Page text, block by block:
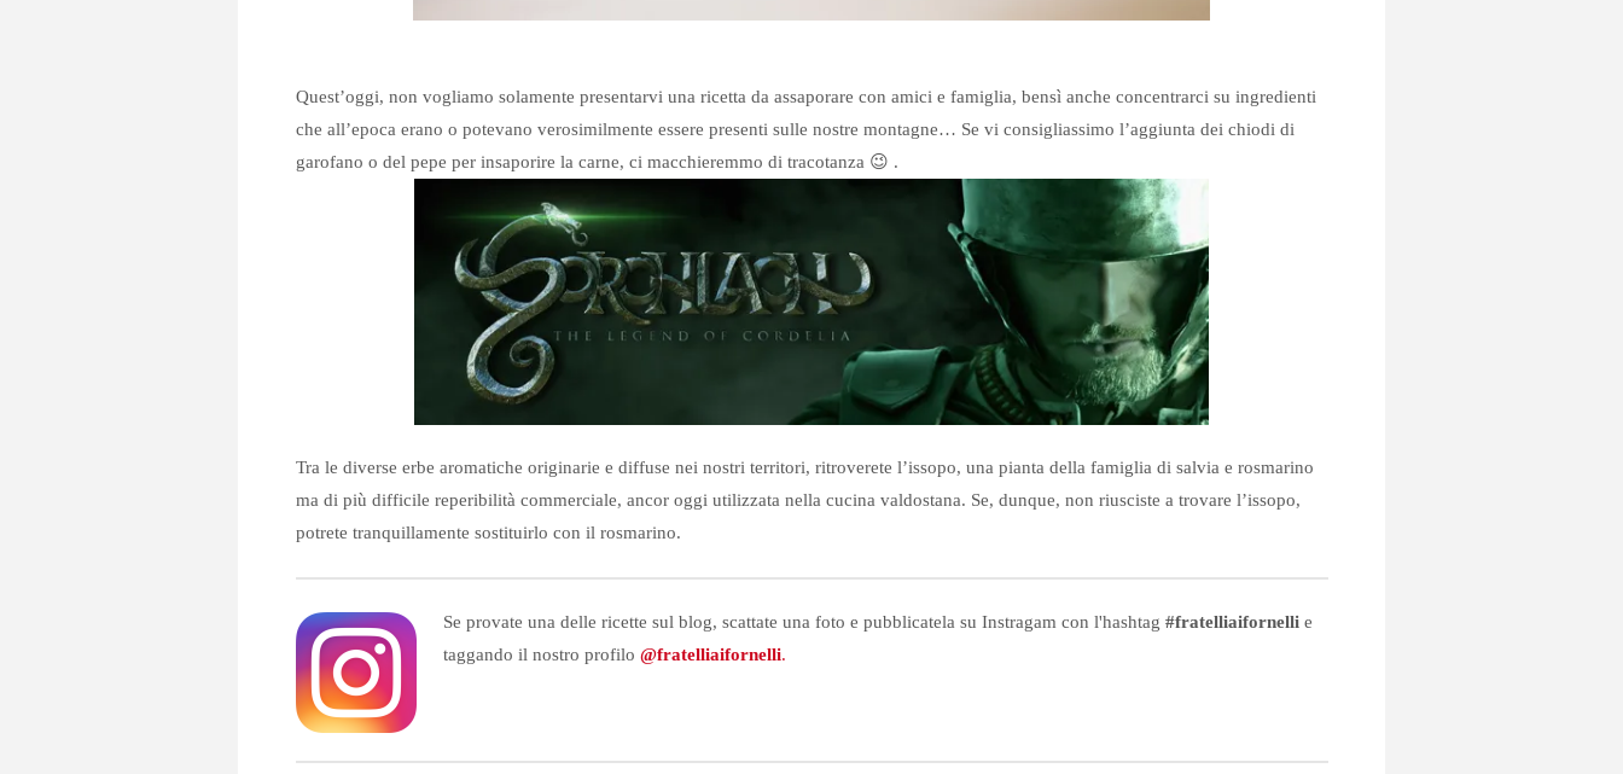
Quest’oggi, non vogliamo solamente presentarvi una ricetta da assaporare con amici e famiglia, bensì anche concentrarci su ingredienti
che all’epoca erano o potevano verosimilmente essere presenti sulle nostre montagne… Se vi consigliassimo l’aggiunta dei chiodi di
garofano o del pepe per insaporire la carne, ci macchieremmo di tracotanza 😉 .
Tra le diverse erbe aromatiche originarie e diffuse nei nostri territori, ritroverete l’issopo, una pianta della famiglia di salvia e rosmarino
ma di più difficile reperibilità commerciale, ancor oggi utilizzata nella cucina valdostana. Se, dunque, non riusciste a trovare l’issopo,
potrete tranquillamente sostituirlo con il rosmarino.
Se provate una delle ricette sul blog, scattate una foto e pubblicatela su Instragam con l'hashtag #fratelliaifornelli e
taggando il nostro profilo @fratelliaifornelli.